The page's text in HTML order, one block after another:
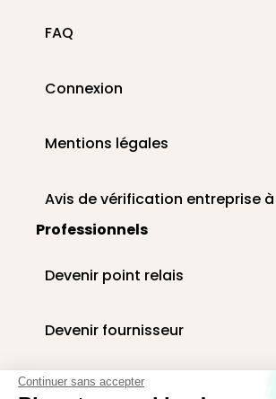
Continuer sans accepter
FAQ
Connexion
Mentions légales
Avis de vérification entreprise
Professionnels
Devenir point relais
Devenir fournisseur
Livraison paniers en entreprise